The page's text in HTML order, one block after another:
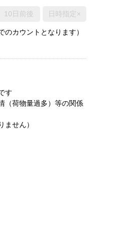
10日前後 日時指定×
カウントとなります）
す
（荷物量過多）等の関係
せん）